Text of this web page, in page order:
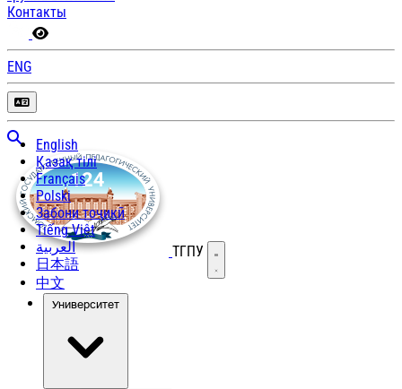
Контакты
ENG
English
Қазақ тілі
Français
Polski
Забони тоҷикӣ
Tiếng Việt
العربية
日本語
中文
ТГПУ Открыть меню
Университет